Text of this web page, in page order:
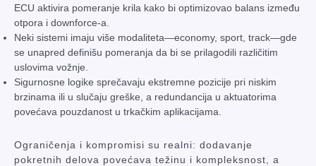
ECU aktivira pomeranje krila kako bi optimizovao balans između
otpora i downforce-a.
Neki sistemi imaju više modaliteta—economy, sport, track—gde
se unapred definišu pomeranja da bi se prilagodili različitim
uslovima vožnje.
Sigurnosne logike sprečavaju ekstremne pozicije pri niskim
brzinama ili u slučaju greške, a redundancija u aktuatorima
povećava pouzdanost u trkačkim aplikacijama.
Ograničenja i kompromisi su realni: dodavanje
pokretnih delova povećava težinu i kompleksnost, a